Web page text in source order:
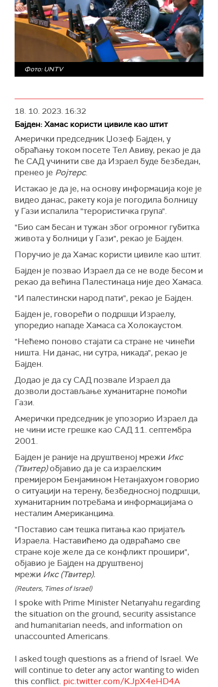
Фото: UNTV
18. 10. 2023. 16:32
Бајден: Хамас користи цивиле као штит
Амерички председник Џозеф Бајден, у
обраћању током посете Тел Авиву, рекао је да
ће САД учинити све да Израел буде безбедан,
пренео је Ројтерс.
Истакао је да је, на основу информација које је
видео данас, ракету која је погодила болницу
у Гази испалила "терористичка група".
"Био сам бесан и тужан због огромног губитка
живота у болници у Гази", рекао је Бајден.
Поручио је да Хамас користи цивиле као штит.
Бајден је позвао Израел да се не воде бесом и
рекао да већина Палестинаца није део Хамаса.
"И палестински народ пати", рекао је Бајден.
Бајден је, говорећи о подршци Израелу,
упоредио нападе Хамаса са Холокаустом.
"Нећемо поново стајати са стране не чинећи
ништа. Ни данас, ни сутра, никада", рекао је
Бајден.
Додао је да су САД позвале Израел да
дозволи достављање хуманитарне помоћи
Гази.
Амерички председник је упозорио Израел да
не чини исте грешке као САД 11. септембра
2001.
Бајден је раније на друштвеној мрежи Икс
(Твитер)објавио да је са израелским
премијером Бенјамином Нетанјахуом говорио
о ситуацији на терену, безбедносној подршци,
хуманитарним потребама и информацијама о
несталим Американцима.
"Поставио сам тешка питања као пријатељ
Израела. Наставићемо да одвраћамо све
стране које желе да се конфликт прошири",
објавио је Бајден на друштвеној
мрежи Икс(Твитер).
(Reuters, Times of Israel)
I spoke with Prime Minister Netanyahu regarding
the situation on the ground, security assistance
and humanitarian needs, and information on
unaccounted Americans.
I asked tough questions as a friend of Israel. We
will continue to deter any actor wanting to widen
this conflict. pic.twitter.com/KJpX4eHD4A